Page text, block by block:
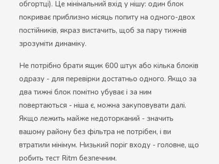
обгортці). Це мінімальний вхід у нішу: один блок
покриває приблизно місяць попиту на одного-двох
постійників, якраз вистачить, щоб за пару тижнів
зрозуміти динаміку.
Не потрібно брати ящик 600 штук або кілька блоків
одразу - для перевірки достатньо одного. Якщо за
два тижні блок помітно убуває і за ним
повертаються - ніша є, можна закуповувати далі.
Якщо лежить майже недоторканий - значить
вашому району без фільтра не потрібен, і ви
втратили мінімум. Низький поріг входу - головне, що
робить тест Ritm безпечним.